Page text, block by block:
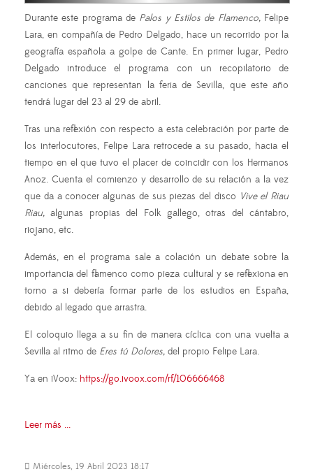
Durante este programa de Palos y Estilos de Flamenco,Felipe
Lara, en compañía de Pedro Delgado, hace un recorrido por la
geografía española a golpe de Cante. En primer lugar, Pedro
Delgado introduce el programa con un recopilatorio de
canciones que representan la feria de Sevilla, que este año
tendrá lugar del 23 al 29 de abril.
Tras una reflexión con respecto a esta celebración por parte de
los interlocutores, Felipe Lara retrocede a su pasado, hacia el
tiempo en el que tuvo el placer de coincidir con los Hermanos
Anoz. Cuenta el comienzo y desarrollo de su relación a la vez
que da a conocer algunas de sus piezas del disco Vive el Riau
Riau, algunas propias del Folk gallego, otras del cántabro,
riojano, etc.
Además, en el programa sale a colación un debate sobre la
importancia del flamenco como pieza cultural y se reflexiona en
torno a si debería formar parte de los estudios en España,
debido al legado que arrastra.
El coloquio llega a su fin de manera cíclica con una vuelta a
Sevilla al ritmo de Eres tú Dolores, del propio Felipe Lara.
Ya en iVoox: https://go.ivoox.com/rf/106666468
Leer más ...
Miércoles, 19 Abril 2023 18:17